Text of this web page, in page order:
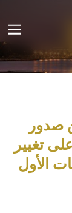
صدور
تغيير
الأول